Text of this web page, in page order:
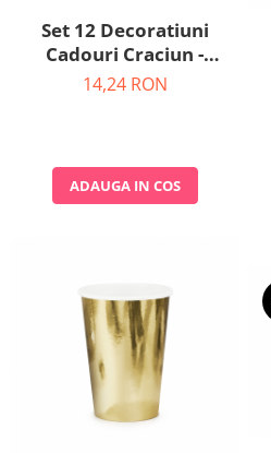
Set 12 Decoratiuni
Cadouri Craciun -
Globuri
14,24 RON
ADAUGA IN COS